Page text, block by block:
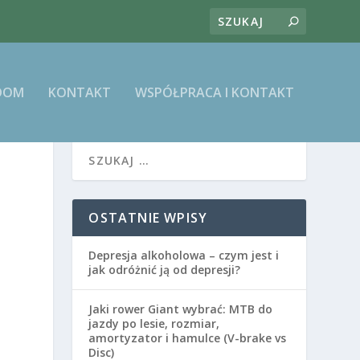
KONTAKT WSPÓŁPRACA I KONTAKT
OSTATNIE WPISY
Depresja alkoholowa – czym jest i
jak odróżnić ją od depresji?
Jaki rower Giant wybrać: MTB do
jazdy po lesie, rozmiar,
amortyzator i hamulce (V-brake vs
Disc)